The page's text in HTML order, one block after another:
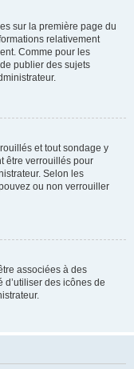
sur la première page du
relativement
Comme pour les
publier des sujets
et tout sondage y
être verrouillés pour
Selon les
ou non verrouiller
associées à des
des icônes de